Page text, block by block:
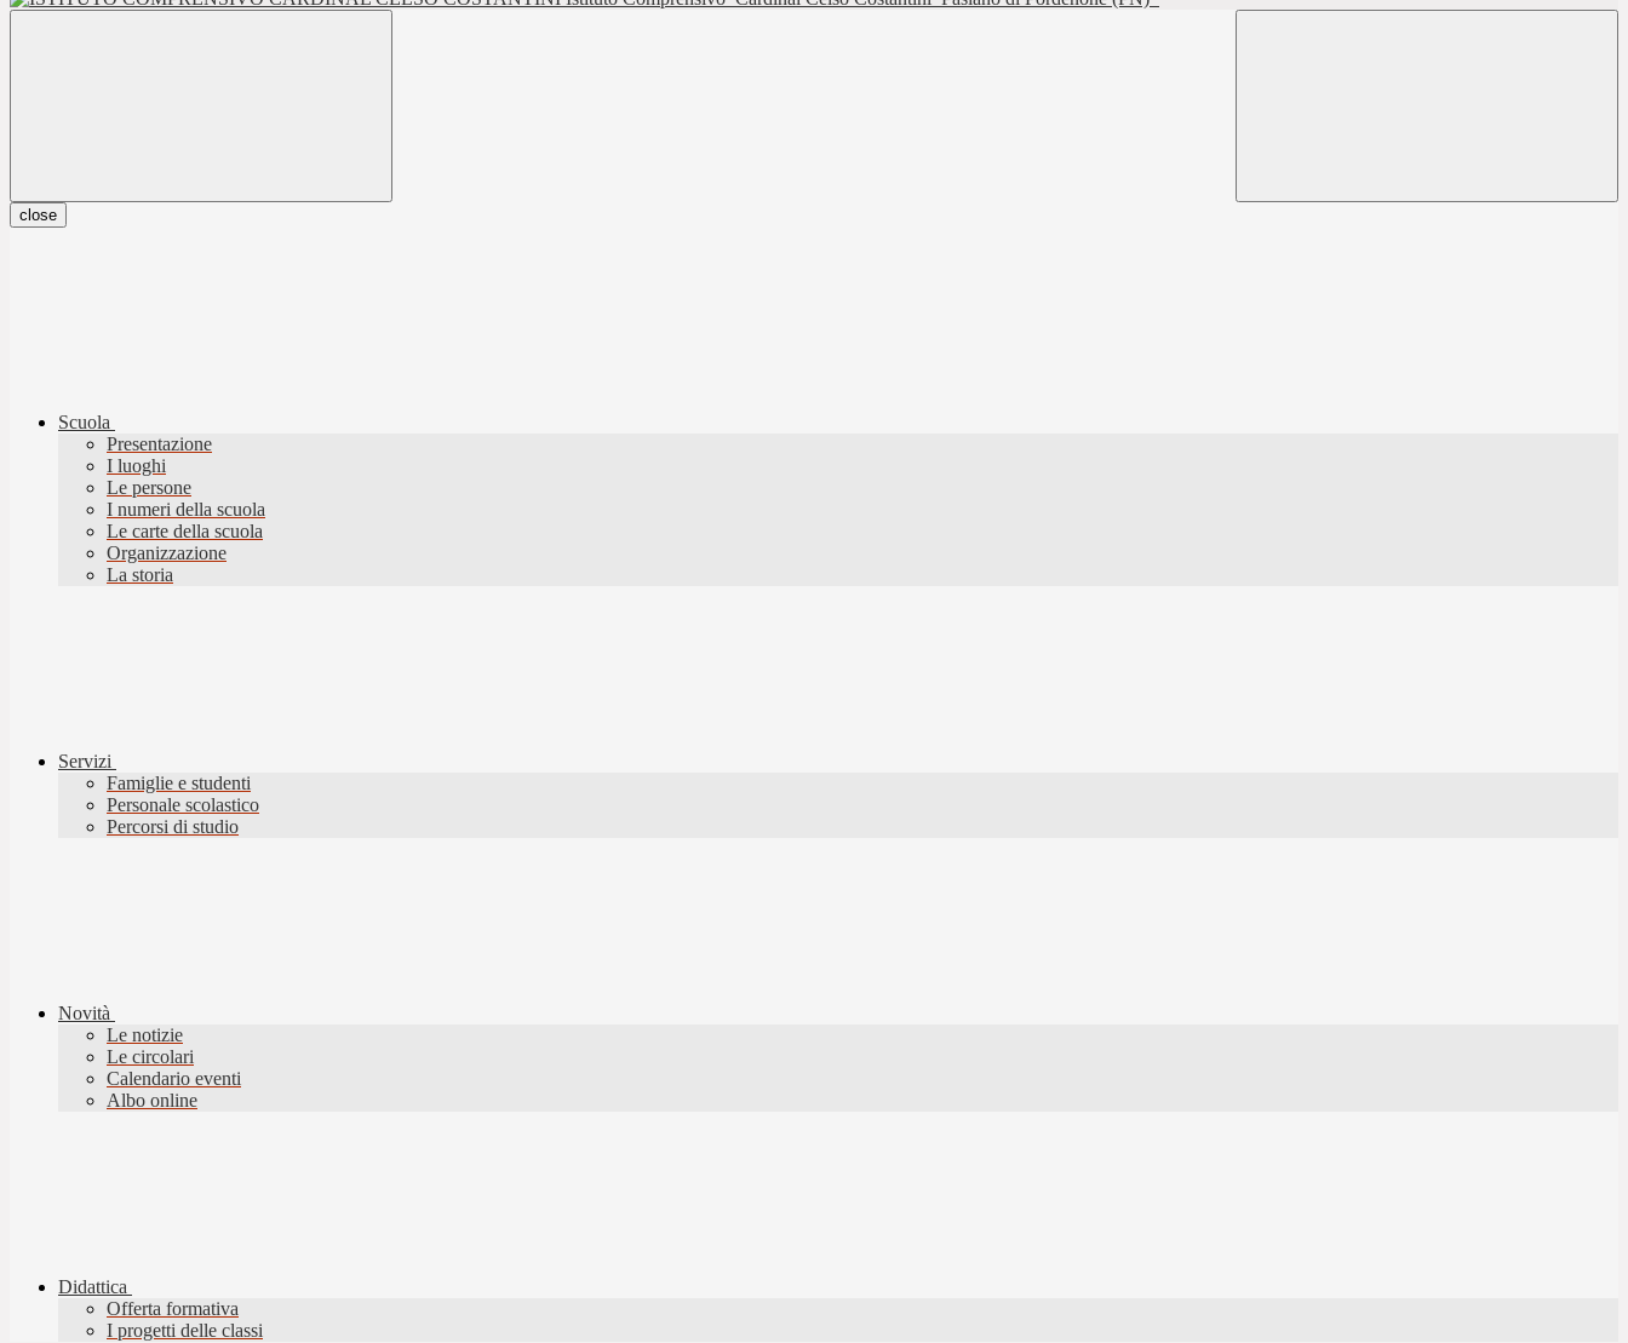
close
Scuola
Presentazione
I luoghi
Le persone
I numeri della scuola
Le carte della scuola
Organizzazione
La storia
Servizi
Famiglie e studenti
Personale scolastico
Percorsi di studio
Novità
Le notizie
Le circolari
Calendario eventi
Albo online
Didattica
Offerta formativa
I progetti delle classi